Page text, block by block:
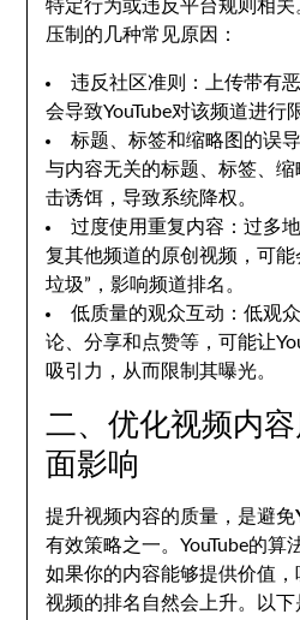
特定行为或违反平台规则相
压制的几种常见原因：
违反社区准则：上传带有
会导致YouTube对该频道进行
标题、标签和缩略图的误
与内容无关的标题、标签、
击诱饵，导致系统降权。
过度使用重复内容：过多
复其他频道的原创视频，可能
垃圾”，影响频道排名。
低质量的观众互动：低观
论、分享和点赞等，可能让
吸引力，从而限制其曝光。
二、优化视频内
面影响
提升视频内容的质量，是避免
有效策略之一。YouTube的算
如果你的内容能够提供价值
视频的排名自然会上升。以